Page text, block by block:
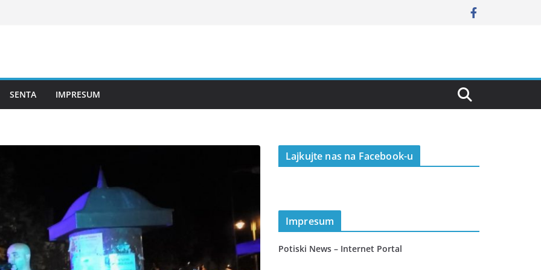
SENTA IMPRESUM
Lajkujte nas na Facebook-u
Impresum
Potiski News – Internet Portal